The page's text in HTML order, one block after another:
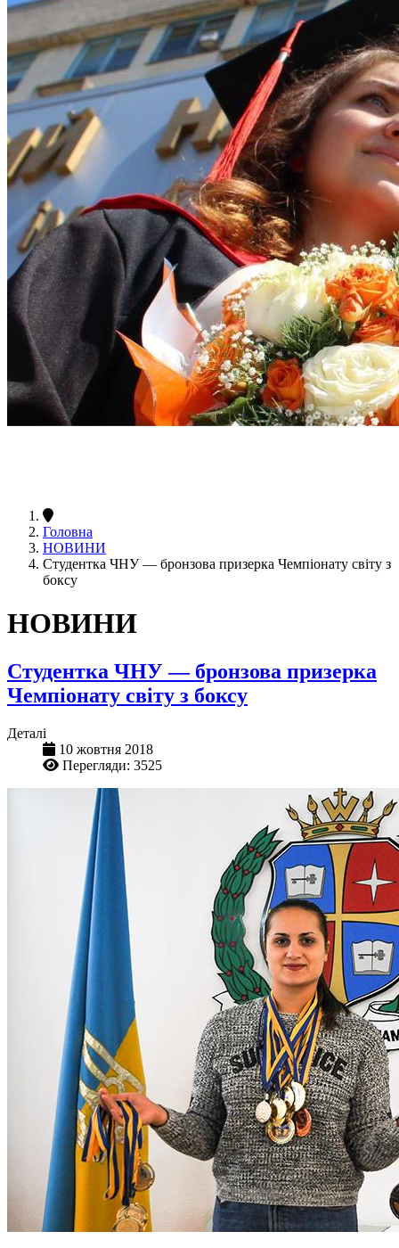
Головна
НОВИНИ
Студентка ЧНУ — бронзова призерка Чемпіонату світу з
боксу
НОВИНИ
Студентка ЧНУ — бронзова призерка
Чемпіонату світу з боксу
Деталі
10 жовтня 2018
Перегляди: 3525